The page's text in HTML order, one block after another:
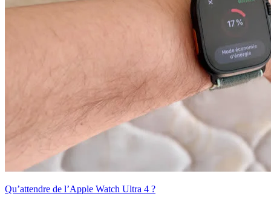
Qu’attendre de l’Apple Watch Ultra 4 ?